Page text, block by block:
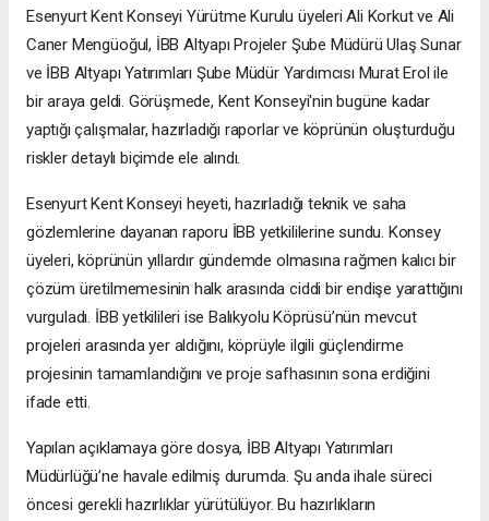
Esenyurt Kent Konseyi Yürütme Kurulu üyeleri Ali Korkut ve Ali
Caner Mengüoğul, İBB Altyapı Projeler Şube Müdürü Ulaş Sunar
ve İBB Altyapı Yatırımları Şube Müdür Yardımcısı Murat Erol ile
bir araya geldi. Görüşmede, Kent Konseyi'nin bugüne kadar
yaptığı çalışmalar, hazırladığı raporlar ve köprünün oluşturduğu
riskler detaylı biçimde ele alındı.
Esenyurt Kent Konseyi heyeti, hazırladığı teknik ve saha
gözlemlerine dayanan raporu İBB yetkililerine sundu. Konsey
üyeleri, köprünün yıllardır gündemde olmasına rağmen kalıcı bir
çözüm üretilmemesinin halk arasında ciddi bir endişe yarattığını
vurguladı. İBB yetkilileri ise Balıkyolu Köprüsü’nün mevcut
projeleri arasında yer aldığını, köprüyle ilgili güçlendirme
projesinin tamamlandığını ve proje safhasının sona erdiğini
ifade etti.
Yapılan açıklamaya göre dosya, İBB Altyapı Yatırımları
Müdürlüğü’ne havale edilmiş durumda. Şu anda ihale süreci
öncesi gerekli hazırlıklar yürütülüyor. Bu hazırlıkların